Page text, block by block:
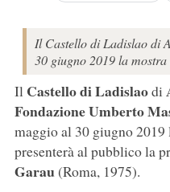
Il Castello di Ladislao di
30 giugno 2019 la
Il Castello di Ladislaodi
Fondazione Umberto
maggio al 30 giugno 2019
presenterà al pubblico la
Garau(Roma, 1975).